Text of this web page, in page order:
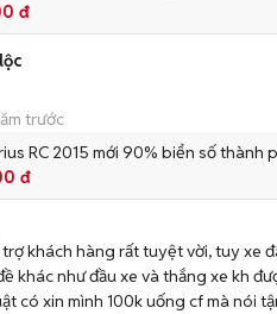
đ
trước
RC 2015 mới 90% biển số thành
đ
khách hàng rất tuyệt vời, tuy xe
khác như đầu xe và thắng xe kh
có xin mình 100k uống cf mà nói